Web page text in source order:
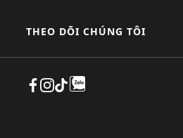
THEO DÕI CHÚNG TÔI